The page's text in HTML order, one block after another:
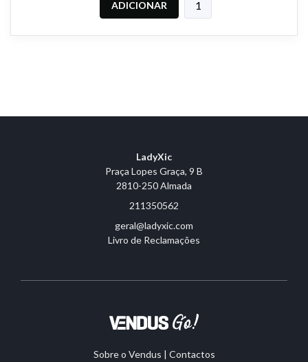
ADICIONAR
LadyXic
Praça Lopes Graça, 9 B
2810-250 Almada
211350562
geral@ladyxic.com
Livro de Reclamações
Sobre o Vendus | Contactos